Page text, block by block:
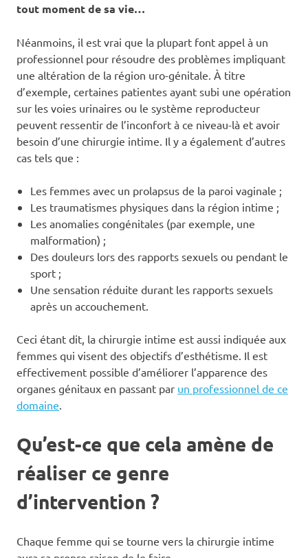
tout moment de sa vie…
Néanmoins, il est vrai que la plupart font appel à un
professionnel pour résoudre des problèmes impliquant
une altération de la région uro-génitale. À titre
d’exemple, certaines patientes ayant subi une opération
sur les voies urinaires ou le système reproducteur
peuvent ressentir de l’inconfort à ce niveau-là et avoir
besoin d’une chirurgie intime. Il y a également d’autres
cas tels que :
Les femmes avec un prolapsus de la paroi vaginale ;
Les traumatismes physiques dans la région intime ;
Les anomalies congénitales (par exemple, une
malformation) ;
Des douleurs lors des rapports sexuels ou pendant le
sport ;
Une sensation réduite durant les rapports sexuels
après un accouchement.
Ceci étant dit, la chirurgie intime est aussi indiquée aux
femmes qui visent des objectifs d’esthétisme. Il est
effectivement possible d’améliorer l’apparence des
organes génitaux en passant par un professionnel de ce
domaine
Qu’est-ce que cela amène de
réaliser ce genre
d’intervention ?
Chaque femme qui se tourne vers la chirurgie intime